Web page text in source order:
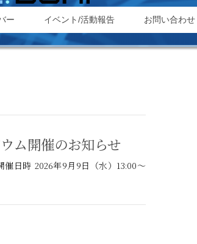
ー イベント/活動報告 お問い合わせ
ム開催のお知らせ
日時 2026年9月9日（水）13:00～